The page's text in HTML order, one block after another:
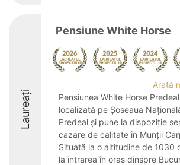
Laureați
Pensiune White Horse
Arată
Pensiunea White Horse
localizată pe Șoseaua
Predeal și pune la dispoziție
cazare de calitate în Munții
Situată la o altitudine de 1030
la intrarea în oraș dinspre